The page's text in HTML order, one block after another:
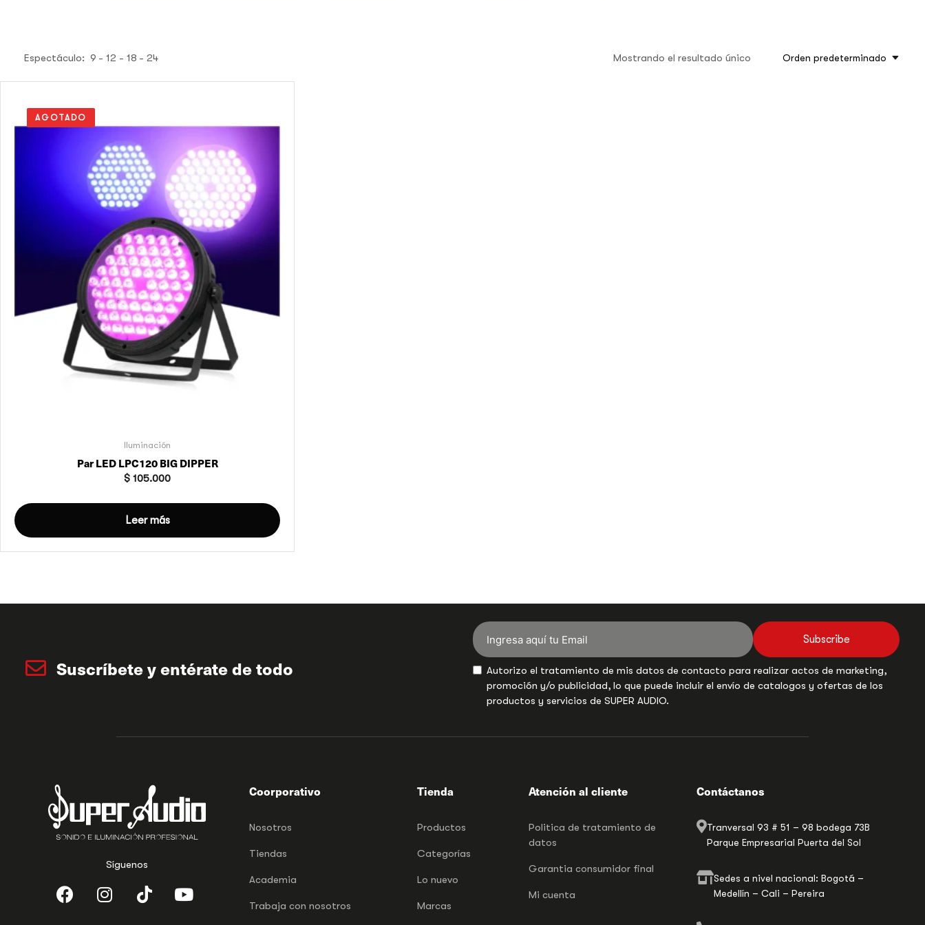
Espectáculo: 9 12 18 24 Mostrando el resultado único Orden predeterminado
AGOTADO
Iluminación
Par LED LPC120 BIG DIPPER
$ 105.000
Leer más
Suscríbete y entérate de todo
Subscribe
Autorizo el tratamiento de mis datos de contacto para realizar actos de marketing,
promoción y/o publicidad, lo que puede incluir el envío de catalogos y ofertas de los
productos y servicios de SUPER AUDIO.
Síguenos
Coorporativo
Nosotros
Tiendas
Academia
Trabaja con nosotros
Tienda
Productos
Categorías
Lo nuevo
Marcas
Atención al cliente
Politica de tratamiento de
datos
Garantia consumidor final
Mi cuenta
Contáctanos
Tranversal 93 # 51 – 98 bodega 73B
Parque Empresarial Puerta del Sol
Sedes a nivel nacional: Bogotá –
Medellín – Cali – Pereira